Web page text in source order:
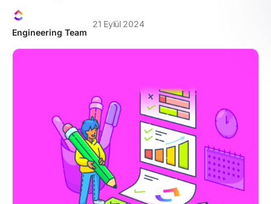
Engineering Team
21 Eylül 2024